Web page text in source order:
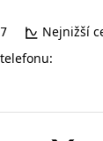
Nejnižší